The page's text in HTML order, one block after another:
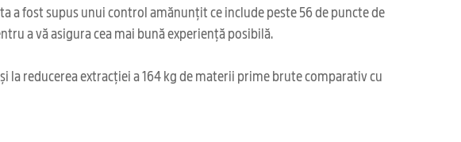
a fost supus unui control amănunțit ce include peste 56 de puncte de
a vă asigura cea mai bună experiență posibilă.
reducerea extracției a 164 kg de materii prime brute comparativ cu